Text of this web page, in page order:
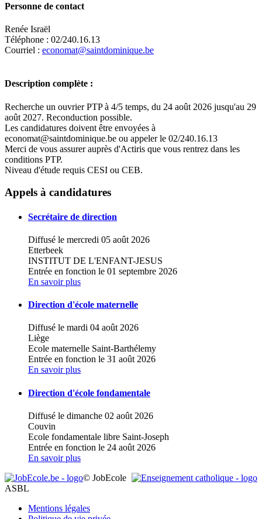
Personne de contact
Renée Israël
Téléphone : 02/240.16.13
Courriel : economat@saintdominique.be
Description complète :
Recherche un ouvrier PTP à 4/5 temps, du 24 août 2026 jusqu'au 29
août 2027. Reconduction possible.
Les candidatures doivent être envoyées à
economat@saintdominique.be ou appeler le 02/240.16.13
Merci de vous assurer auprès d'Actiris que vous rentrez dans les
conditions PTP.
Niveau d'étude requis CESI ou CEB.
Institut Saint-Dominique - Ecole fondamentale
+
Leaflet |Map data ©
Appels à candidatures
Secrétaire de direction
Diffusé le mercredi 05 août 2026
Etterbeek
INSTITUT DE L'ENFANT-JESUS
Entrée en fonction le 01 septembre 2026
En savoir plus
Direction d'école maternelle
Diffusé le mardi 04 août 2026
Liège
Ecole maternelle Saint-Barthélemy
Entrée en fonction le 31 août 2026
En savoir plus
Direction d'école fondamentale
Diffusé le dimanche 02 août 2026
Couvin
Ecole fondamentale libre Saint-Joseph
Entrée en fonction le 24 août 2026
En savoir plus
© JobEcole
ASBL
Mentions légales